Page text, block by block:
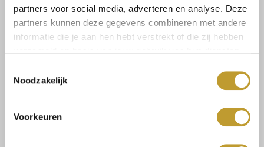
partners voor social media, adverteren en analyse. Deze
partners kunnen deze gegevens combineren met andere
informatie die je aan hen hebt verstrekt of die zij hebben
Noodzakelijk
Voorkeuren
€74,99